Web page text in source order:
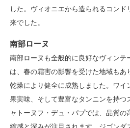
した。ヴィオニエから造られるコンド
来でした。
南部ローヌ
南部ローヌも全般的に良好なヴィンテ
は、春の霜害の影響を受けた地域もあ
乾燥により健全に成熟しました。ワイ
果実味、そして豊富なタンニンを持つ
ャトーヌフ・デュ・パプでは、品質の